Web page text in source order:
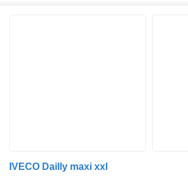
IVECO Dailly maxi xxl